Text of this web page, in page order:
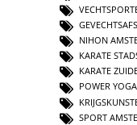
NIHON
KARATE
KARATE
POWER
SPORT